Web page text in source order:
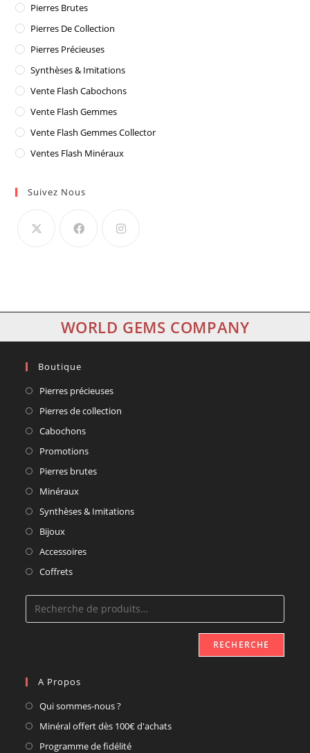
Pierres Brutes
Pierres De Collection
Pierres Précieuses
Synthèses & Imitations
Vente Flash Cabochons
Vente Flash Gemmes
Vente Flash Gemmes Collector
Ventes Flash Minéraux
Suivez Nous
WORLD GEMS COMPANY
Boutique
Pierres précieuses
Pierres de collection
Cabochons
Promotions
Pierres brutes
Minéraux
Synthèses & Imitations
Bijoux
Accessoires
Coffrets
RECHERCHE
A Propos
Qui sommes-nous ?
Minéral offert dès 100€ d'achats
Programme de fidélité